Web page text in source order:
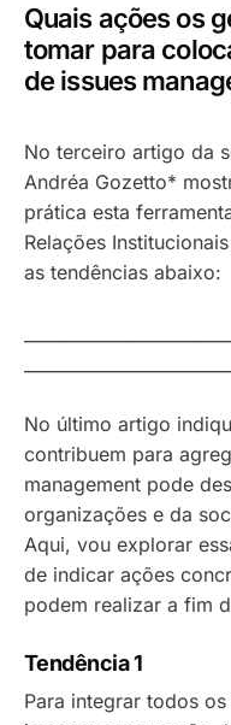
Quais ações os
tomar para
de issues
No terceiro artigo da
Andréa Gozetto*
prática esta
Relações
as tendências abaixo:
No último artigo
contribuem para
management pode
organizações e da
Aqui, vou explorar
de indicar ações
podem realizar a fim
Tendência 1
Para integrar todos